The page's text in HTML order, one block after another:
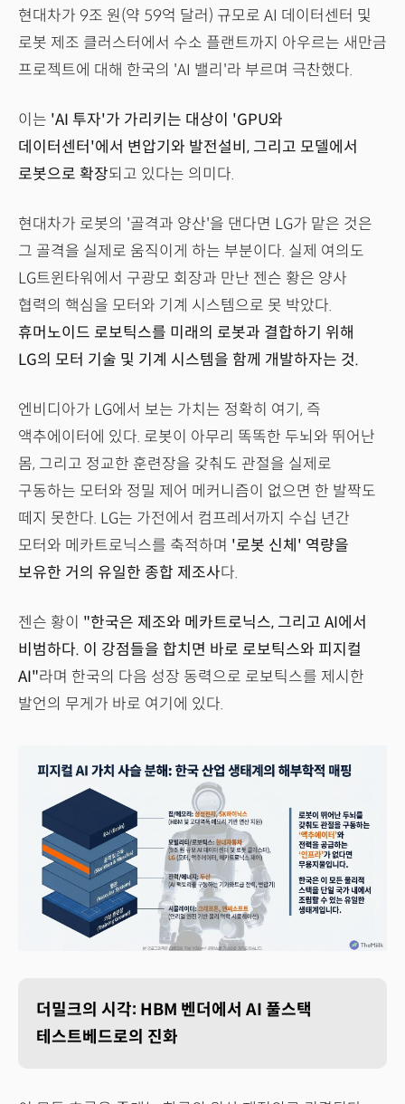
현대차가 9조 원(약 59억 달러) 규모로 AI 데이터센터 및
로봇 제조 클러스터에서 수소 플랜트까지 아우르는 새만금
프로젝트에 대해 한국의 'AI 밸리'라 부르며 극찬했다.
이는 'AI 투자'가 가리키는 대상이 'GPU와
데이터센터'에서 변압기와 발전설비, 그리고 모델에서
로봇으로 확장되고 있다는 의미다.
현대차가 로봇의 '골격과 양산'을 댄다면 LG가 맡은 것은
그 골격을 실제로 움직이게 하는 부분이다. 실제 여의도
LG트윈타워에서 구광모 회장과 만난 젠슨 황은 양사
협력의 핵심을 모터와 기계 시스템으로 못 박았다.
휴머노이드 로보틱스를 미래의 로봇과 결합하기 위해
LG의 모터 기술 및 기계 시스템을 함께 개발하자는 것.
엔비디아가 LG에서 보는 가치는 정확히 여기, 즉
액추에이터에 있다. 로봇이 아무리 똑똑한 두뇌와 뛰어난
몸, 그리고 정교한 훈련장을 갖춰도 관절을 실제로
구동하는 모터와 정밀 제어 메커니즘이 없으면 한 발짝도
떼지 못한다. LG는 가전에서 컴프레서까지 수십 년간
모터와 메카트로닉스를 축적하며 '로봇 신체' 역량을
보유한 거의 유일한 종합 제조사다.
젠슨 황이 "한국은 제조와 메카트로닉스, 그리고 AI에서
비범하다. 이 강점들을 합치면 바로 로보틱스와 피지컬
AI"라며 한국의 다음 성장 동력으로 로보틱스를 제시한
발언의 무게가 바로 여기에 있다.
더밀크의 시각: HBM 벤더에서 AI 풀스택
테스트베드로의 진화